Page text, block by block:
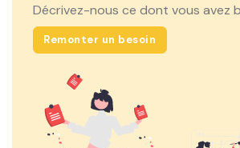
Décrivez-nous ce dont vous avez
Remonter un besoin